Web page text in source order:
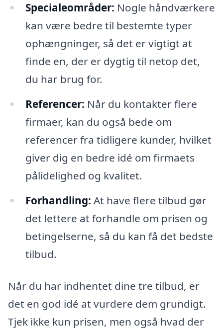
Specialeområder: Nogle håndværkere
kan være bedre til bestemte typer
ophængninger, så det er vigtigt at
finde en, der er dygtig til netop det,
du har brug for.
Referencer: Når du kontakter flere
firmaer, kan du også bede om
referencer fra tidligere kunder, hvilket
giver dig en bedre idé om firmaets
pålidelighed og kvalitet.
Forhandling: At have flere tilbud gør
det lettere at forhandle om prisen og
betingelserne, så du kan få det bedste
tilbud.
Når du har indhentet dine tre tilbud, er
det en god idé at vurdere dem grundigt.
Tjek ikke kun prisen, men også hvad der